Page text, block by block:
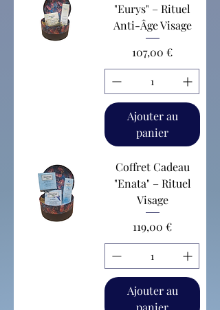
"Eurys" – Rituel
Anti-Âge Visage
Prix
107,00 €
Ajouter au
panier
Coffret Cadeau
"Enata" – Rituel
Visage
Prix
119,00 €
Ajouter au
panier